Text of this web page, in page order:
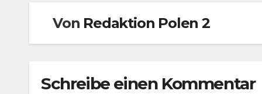
Von Redaktion Polen 2
Schreibe einen Kommentar